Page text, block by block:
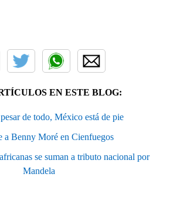
EN ESTE BLOG:
de todo, México está de pie
a Benny Moré en Cienfuegos
se suman a tributo nacional por
Mandela